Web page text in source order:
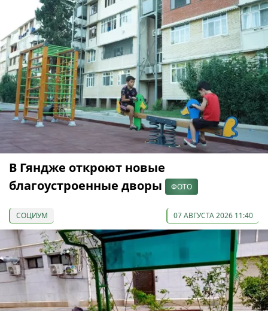
В Гяндже откроют новые
благоустроенные дворы
ФОТО
СОЦИУМ 07 АВГУСТА 2026 11:40